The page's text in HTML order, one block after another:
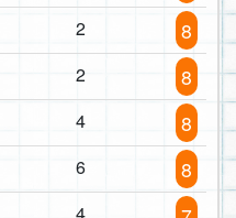
2 8
2 8
4 8
6 8